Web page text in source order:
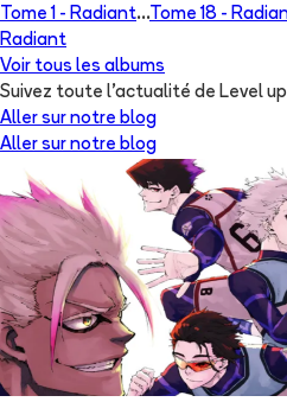
Tome 1 - Radiant...Tome 18 -
Radiant
Voir tous les albums
Suivez toute l'actualité de Level
Aller sur notre blog
Aller sur notre blog